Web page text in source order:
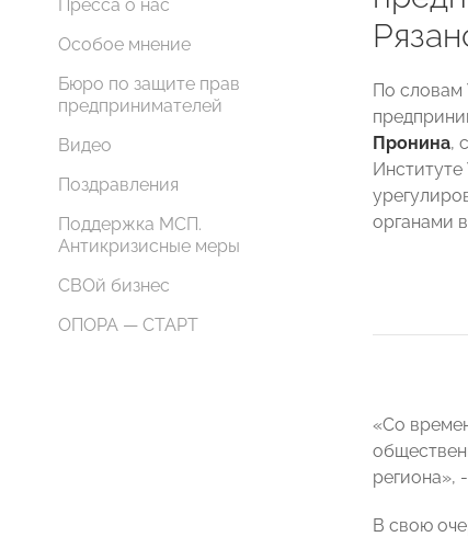
Пресса о нас
Особое мнение
Бюро по защите прав
предпринимателей
Видео
Поздравления
Поддержка МСП.
Антикризисные меры
СВОй бизнес
ОПОРА — СТАРТ
По словам
Пронина,
органами
«Со
региона»,
В свою